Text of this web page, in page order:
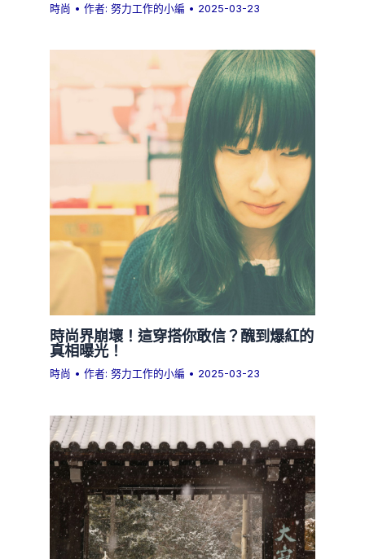
時尚 • 作者:努力工作的小編 • 2025-03-23
時尚界崩壞！這穿搭你敢信？醜到爆紅的
真相曝光！
時尚 • 作者:努力工作的小編 • 2025-03-23